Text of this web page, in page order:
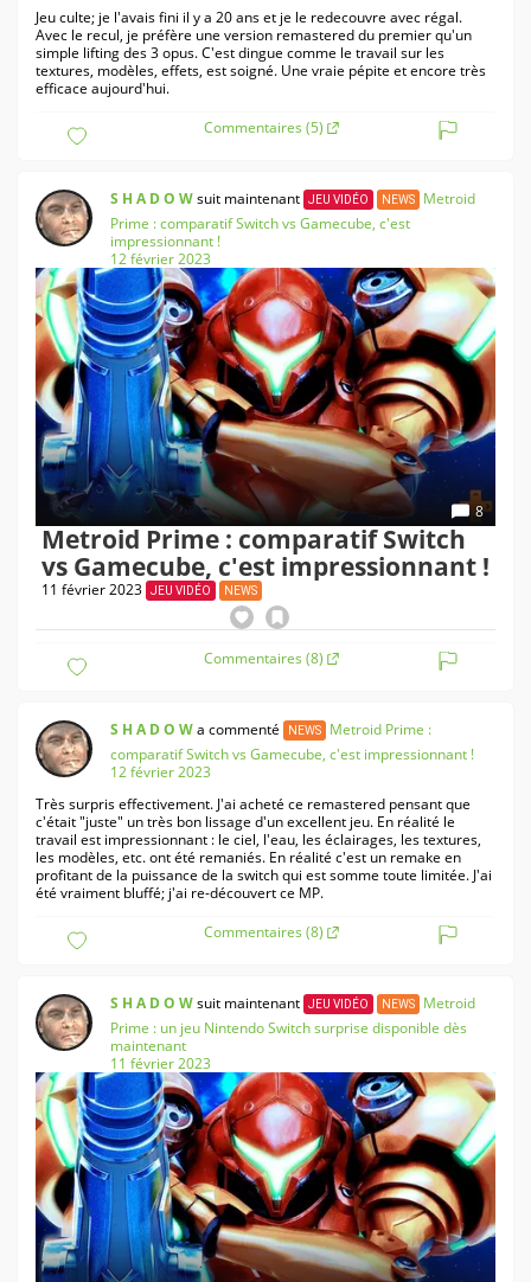
Jeu culte; je l'avais fini il y a 20 ans et je le redecouvre avec régal.
Avec le recul, je préfère une version remastered du premier qu'un
simple lifting des 3 opus. C'est dingue comme le travail sur les
textures, modèles, effets, est soigné. Une vraie pépite et encore très
efficace aujourd'hui.
Commentaires (5)
S H A D O Wsuit maintenant JEU VIDÉO NEWS
Metroid
Prime : comparatif Switch vs Gamecube, c'est
impressionnant !
12 février 2023
8
Metroid Prime : comparatif Switch
vs Gamecube, c'est impressionnant !
11 février 2023 JEU VIDÉO NEWS
Commentaires (8)
S H A D O Wa commenté NEWS
Metroid Prime :
comparatif Switch vs Gamecube, c'est impressionnant !
12 février 2023
Très surpris effectivement. J'ai acheté ce remastered pensant que
c'était "juste" un très bon lissage d'un excellent jeu. En réalité le
travail est impressionnant : le ciel, l'eau, les éclairages, les textures,
les modèles, etc. ont été remaniés. En réalité c'est un remake en
profitant de la puissance de la switch qui est somme toute limitée. J'ai
été vraiment bluffé; j'ai re-découvert ce MP.
Commentaires (8)
S H A D O Wsuit maintenant JEU VIDÉO NEWS
Metroid
Prime : un jeu Nintendo Switch surprise disponible dès
maintenant
11 février 2023